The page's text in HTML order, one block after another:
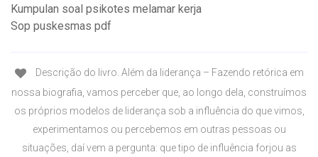
Kumpulan soal psikotes melamar kerja
Sop puskesmas pdf
Descrição do livro. Além da liderança – Fazendo retórica em
nossa biografia, vamos perceber que, ao longo dela, construímos
os próprios modelos de liderança sob a influência do que vimos,
experimentamos ou percebemos em outras pessoas ou
situações, daí vem a pergunta: que tipo de influência forjou as